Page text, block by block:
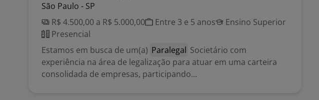
São Paulo - SP
R$ 4.500,00 a R$ 5.000,00
Entre 3 e 5 anos
Ensino Superior
Presencial
Estamos em busca de um(a) Paralegal Societário com
experiência na área de legalização para atuar em uma carteira
consolidada de empresas, participando...